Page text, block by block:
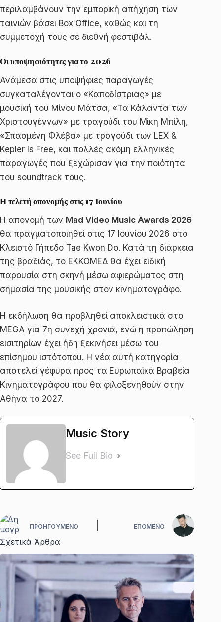
περιλαμβάνουν την εμπορική απήχηση των
ταινιών βάσει Box Office, καθώς και τη
συμμετοχή τους σε διεθνή φεστιβάλ.
Οι υποψηφιότητες για το 2026
Ανάμεσα στις υποψήφιες παραγωγές
συγκαταλέγονται ο «Καποδίστριας» με
μουσική του Μίνου Μάτσα, «Τα Κάλαντα των
Χριστουγέννων» με τραγούδι του Μίκη Μπίλη,
«Σπασμένη Φλέβα» με τραγούδι των LEX &
Kepler Is Free, και πολλές ακόμη ελληνικές
παραγωγές που ξεχώρισαν για την ποιότητα
του soundtrack τους.
Η τελετή απονομής στις 17 Ιουνίου
Η απονομή των Mad Video Music Awards 2026
θα πραγματοποιηθεί στις 17 Ιουνίου 2026 στο
Κλειστό Γήπεδο Tae Kwon Do. Κατά τη διάρκεια
της βραδιάς, το ΕΚΚΟΜΕΔ θα έχει ειδική
παρουσία στη σκηνή μέσω αφιερώματος στη
σημασία της μουσικής στον κινηματογράφο.
Η εκδήλωση θα προβληθεί αποκλειστικά στο
MEGA για 7η συνεχή χρονιά, ενώ η προπώληση
εισιτηρίων έχει ήδη ξεκινήσει μέσω του
επίσημου ιστότοπου. Η νέα αυτή κατηγορία
αποτελεί γέφυρα προς τα Ευρωπαϊκά Βραβεία
Κινηματογράφου που θα φιλοξενηθούν στην
Αθήνα το 2027.
Music Story
See Full Bio
ΠΡΟΗΓΟΎΜΕΝΟ ΕΠΌΜΕΝΟ
Σχετικά Άρθρα